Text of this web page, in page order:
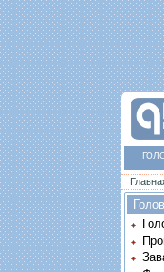
Ви є